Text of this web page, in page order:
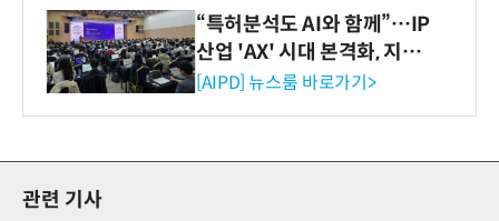
“특허분석도 AI와 함께”…IP
산업 'AX' 시대 본격화, 지식
재산처 1호 AI IP데이터분석
[AIPD] 뉴스룸 바로가기>
관련 기사